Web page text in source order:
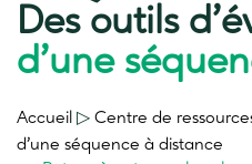
Des outils
d’une
Accueil ▷ Centre de
d’une séquence à distance